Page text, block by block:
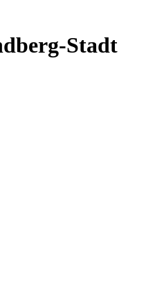
Stadt